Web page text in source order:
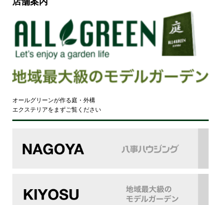
オールグリーンが作る庭・外構
エクステリアをまずご覧ください